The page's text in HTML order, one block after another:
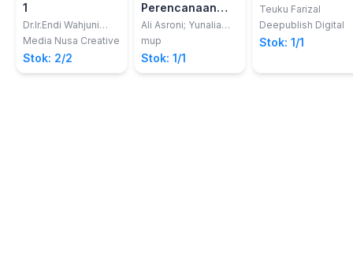
1
Dr.Ir.Endi Wahjuni
Setyowati,Mt., Dan
Wibowo,St,Mt,Phd
Media Nusa Creative
Stok: 2/2
Perencanaan
Portal Daktail:
Menurut SNI
2847-2013
Ali Asroni; Yunalia
Muntafi; Mochamad
Solikin
mup
Stok: 1/1
Teuku Farizal
Deepublish Digital
Stok: 1/1